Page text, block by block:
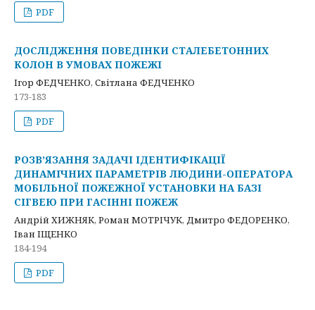
PDF
ДОСЛІДЖЕННЯ ПОВЕДІНКИ СТАЛЕБЕТОННИХ
КОЛОН В УМОВАХ ПОЖЕЖІ
Ігор ФЕДЧЕНКО, Світлана ФЕДЧЕНКО
173-183
PDF
РОЗВ’ЯЗАННЯ ЗАДАЧІ ІДЕНТИФІКАЦІЇ
ДИНАМІЧНИХ ПАРАМЕТРІВ ЛЮДИНИ-ОПЕРАТОРА
МОБІЛЬНОЇ ПОЖЕЖНОЇ УСТАНОВКИ НА БАЗІ
СІГВЕЮ ПРИ ГАСІННІ ПОЖЕЖ
Андрій ХИЖНЯК, Роман МОТРІЧУК, Дмитро ФЕДОРЕНКО,
Іван ІЩЕНКО
184-194
PDF